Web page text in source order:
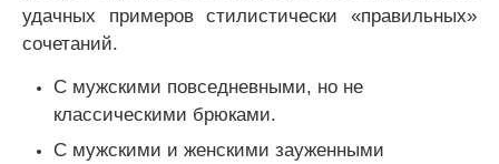
удачных примеров стилистически «правильных»
сочетаний.
С мужскими повседневными, но не
классическими брюками.
С мужскими и женскими зауженными